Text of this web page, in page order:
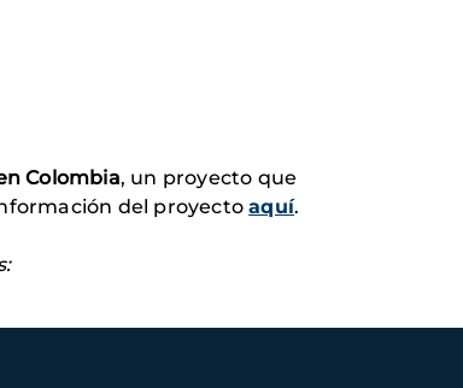
Colombia, un proyecto que
del proyectoaquí.